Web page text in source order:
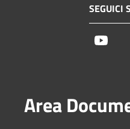
SEGUICI
Area